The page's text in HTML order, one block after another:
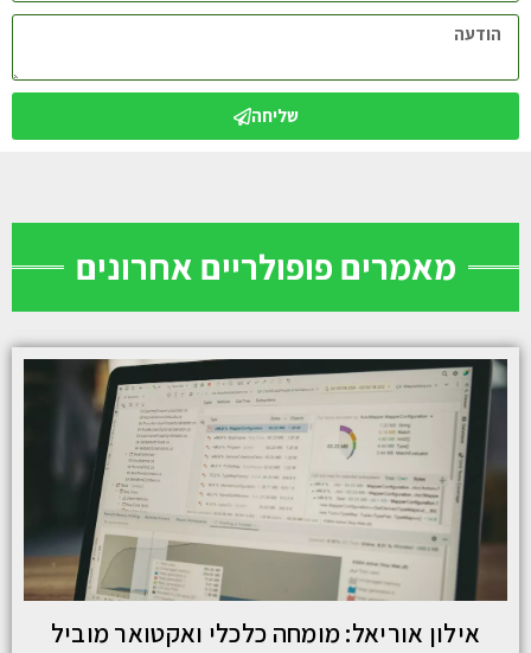
שליחה
מאמרים פופולריים אחרונים
אילון אוריאל: מומחה כלכלי ואקטואר מוביל